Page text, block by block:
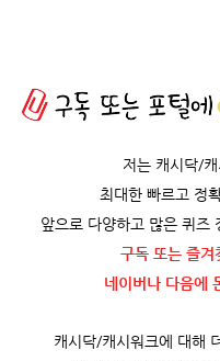
저는 캐시닥/
최대한 빠르고 정
앞으로 다양하고 많은 퀴즈
구독 또는 즐겨
네이버나 다음에
캐시닥/캐시워크에 대해